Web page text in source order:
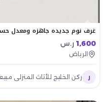
غرف نوم جديده جاهزه ومعدل
1,600 ر.س
الرياض
ر ركن الخليج للأثاث المنزلي